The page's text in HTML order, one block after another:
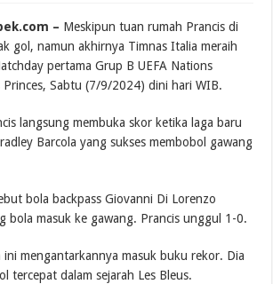
– Meskipun tuan rumah Prancis di
gol, namun akhirnya Timnas Italia meraih
pertama Grup B UEFA Nations
Princes, Sabtu (7/9/2024) dini hari WIB.
langsung membuka skor ketika laga baru
Barcola yang sukses membobol gawang
bola backpass Giovanni Di Lorenzo
bola masuk ke gawang. Prancis unggul 1-0.
ini mengantarkannya masuk buku rekor. Dia
tercepat dalam sejarah Les Bleus.